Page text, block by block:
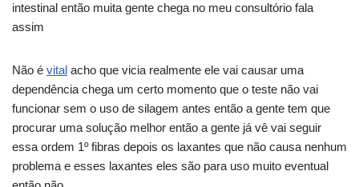
intestinal então muita gente chega no meu consultório fala
assim
Não é vital acho que vicia realmente ele vai causar uma
dependência chega um certo momento que o teste não vai
funcionar sem o uso de silagem antes então a gente tem que
procurar uma solução melhor então a gente já vê vai seguir
essa ordem 1º fibras depois os laxantes que não causa nenhum
problema e esses laxantes eles são para uso muito eventual